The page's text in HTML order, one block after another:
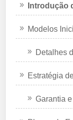
Introdução
Modelos
Detalhes
Estratégia
Garantia